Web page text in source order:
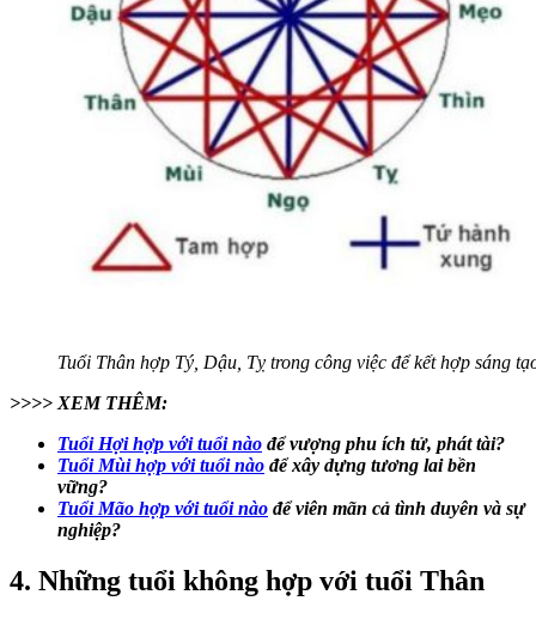
Tuổi Thân hợp Tý, Dậu, Tỵ trong công việc để kết hợp sáng
>>>> XEM THÊM:
Tuổi Hợi hợp với tuổi nào để vượng phu ích tử, phát tài?
Tuổi Mùi hợp với tuổi nào để xây dựng tương lai bền
vững?
Tuổi Mão hợp với tuổi nào để viên mãn cả tình duyên và sự
nghiệp?
4. Những tuổi không hợp với tuổi Thân